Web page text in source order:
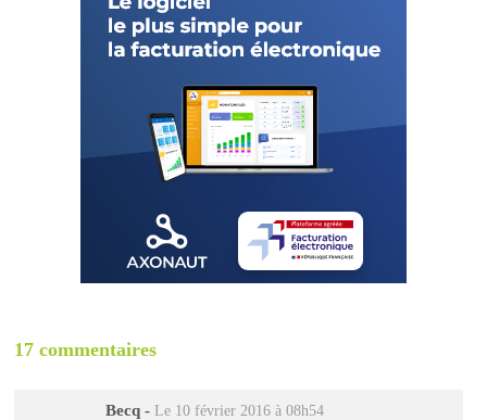
17 commentaires
Becq - Le 10 février 2016 à 08h54